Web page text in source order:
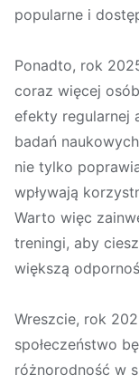
popularne i
Ponadto, rok
coraz więcej
efekty regularnej
badań
nie tylko
wpływają
Warto więc
treningi, aby
większą
Wreszcie, rok
społeczeństwo
różnorodność w